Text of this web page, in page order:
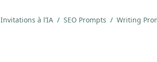
Invitations à l’IA / SEO Prompts / Writing